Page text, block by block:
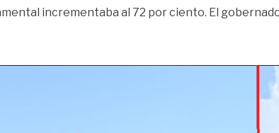
incrementaba al 72 por ciento. El